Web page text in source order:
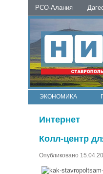
РСО-Алания
ЭКОНОМИКА
Интернет
Колл-центр
Опубликовано